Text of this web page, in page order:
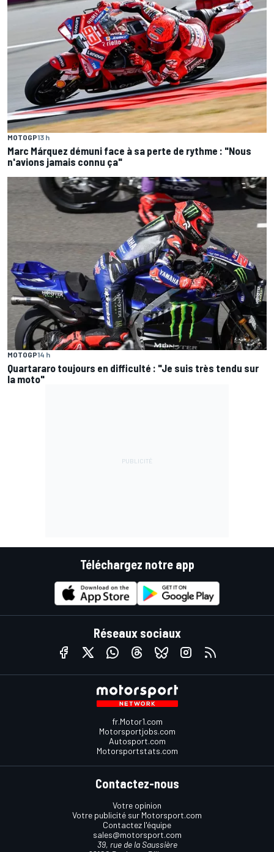
MOTOGP13 h
Marc Márquez démuni face à sa perte de rythme : "Nous
n'avions jamais connu ça"
MOTOGP14 h
Quartararo toujours en difficulté : "Je suis très tendu sur
la moto"
Téléchargez notre app
Réseaux sociaux
fr.Motor1.com
Motorsportjobs.com
Autosport.com
Motorsportstats.com
Contactez-nous
Votre opinion
Votre publicité sur Motorsport.com
Contactez l'équipe
sales@motorsport.com
39, rue de la Saussière